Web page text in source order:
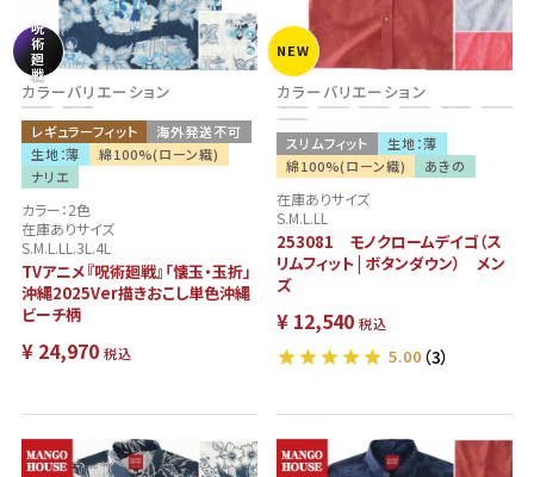
カラーバリエーション
レギュラーフィット
海外発送不可
生地：薄
綿100%(ローン織)
ナリエ
呪
術
廻
戦
カラー：2色
在庫ありサイズ
S.M.L.LL.3L.4L
TVアニメ『呪術廻戦』「懐玉・玉折」
沖縄2025Ver描きおこし単色沖縄
ビーチ柄
¥ 24,970 税込
カラーバリエーション
スリムフィット
生地：薄
綿100%(ローン織)
あきの
NEW
在庫ありサイズ
S.M.L.LL
253081 モノクロームデイゴ（ス
リムフィット | ボタンダウン） メン
ズ
¥ 12,540 税込
5.00 （3）